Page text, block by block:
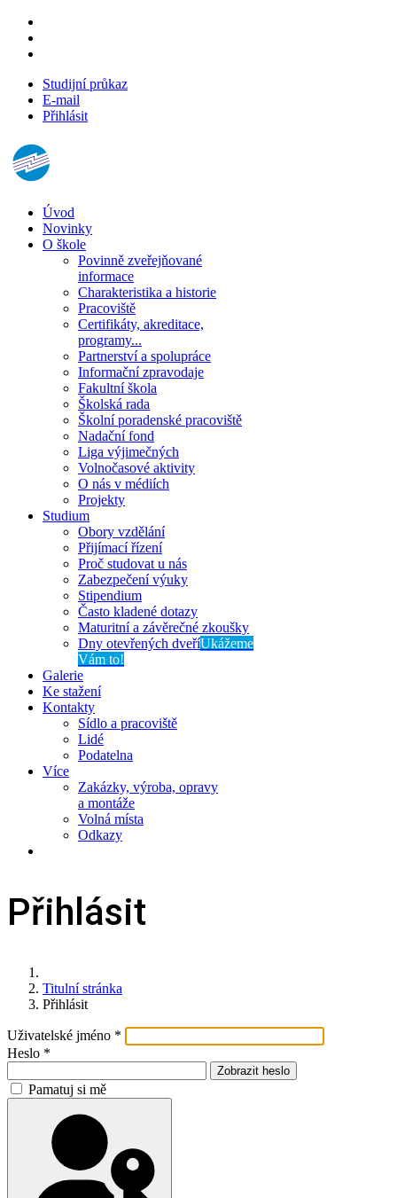
Studijní průkaz
E-mail
Přihlásit
Úvod
Novinky
O škole
Povinně zveřejňované
informace
Charakteristika a historie
Pracoviště
Certifikáty, akreditace,
programy...
Partnerství a spolupráce
Informační zpravodaje
Fakultní škola
Školská rada
Školní poradenské pracoviště
Nadační fond
Liga výjimečných
Volnočasové aktivity
O nás v médiích
Projekty
Studium
Obory vzdělání
Přijímací řízení
Proč studovat u nás
Zabezpečení výuky
Stipendium
Často kladené dotazy
Maturitní a závěrečné zkoušky
Dny otevřených dveříUkážeme
Vám to!
Galerie
Ke stažení
Kontakty
Sídlo a pracoviště
Lidé
Podatelna
Více
Zakázky, výroba, opravy
a montáže
Volná místa
Odkazy
Přihlásit
Titulní stránka
Přihlásit
Uživatelské jméno *
Heslo *
Zobrazit heslo
Pamatuj si mě